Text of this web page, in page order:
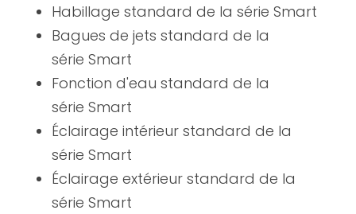
Habillage standard de la série Smart
Bagues de jets standard de la
série Smart
Fonction d'eau standard de la
série Smart
Éclairage intérieur standard de la
série Smart
Éclairage extérieur standard de la
série Smart